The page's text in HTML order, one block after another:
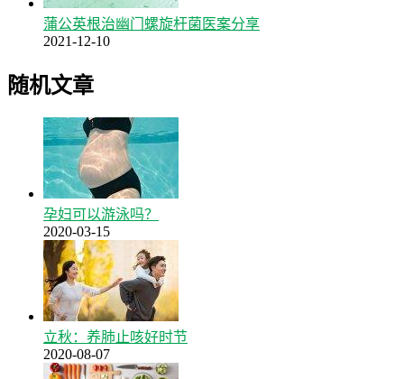
蒲公英根治幽门螺旋杆菌医案分享
2021-12-10
随机文章
孕妇可以游泳吗？
2020-03-15
立秋：养肺止咳好时节
2020-08-07